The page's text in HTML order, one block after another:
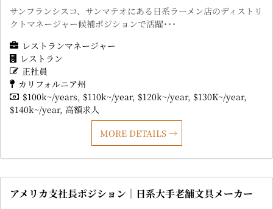
サンフランシスコ、サンマテオにある日系ラーメン店のディストリ
クトマネージャー候補ポジションで活躍･･･
レストランマネージャー
レストラン
正社員
カリフォルニア州
$100k~/years $110k~/year $120k~/year $130K~/year
$140k~/year 高額求人
MORE DETAILS
アメリカ支社長ポジション｜日系大手老舗文具メーカー